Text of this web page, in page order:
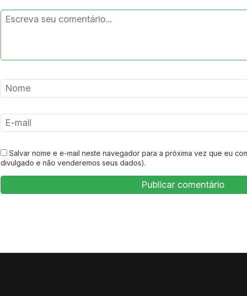
Salvar nome e e-mail neste navegador para a próxima vez que eu
divulgado e não venderemos seus dados).